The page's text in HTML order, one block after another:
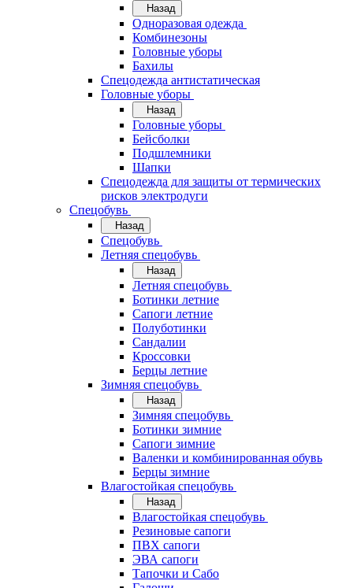
Назад
Одноразовая одежда
Комбинезоны
Головные уборы
Бахилы
Спецодежда антистатическая
Головные уборы
Назад
Головные уборы
Бейсболки
Подшлемники
Шапки
Спецодежда для защиты от термических
рисков электродуги
Спецобувь
Назад
Спецобувь
Летняя спецобувь
Назад
Летняя спецобувь
Ботинки летние
Сапоги летние
Полуботинки
Сандалии
Кроссовки
Берцы летние
Зимняя спецобувь
Назад
Зимняя спецобувь
Ботинки зимние
Сапоги зимние
Валенки и комбинированная обувь
Берцы зимние
Влагостойкая спецобувь
Назад
Влагостойкая спецобувь
Резиновые сапоги
ПВХ сапоги
ЭВА сапоги
Тапочки и Сабо